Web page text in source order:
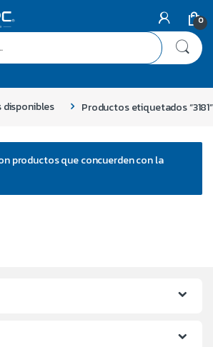
0
Productos etiquetados “3181”
productos que concuerden con la